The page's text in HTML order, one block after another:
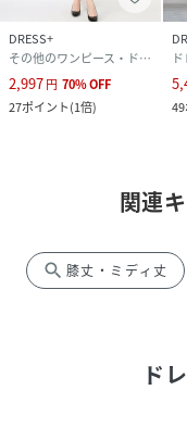
DRESS+
その他のワンピース・ドレス
2,997円 70%OFF
27ポイント(1倍)
49
関連
search 膝丈・ミディ丈
ド